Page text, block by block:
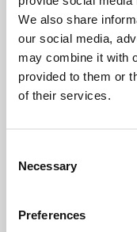
We also share
our social media,
may combine it with
provided to them or
of their services.
Selection
Necessary
Preferences
Η ακτοπλοϊκή εταιρεία
συγκεκριμένες
Παιδιά κάτω από
100% σε
Παιδιά από 5 ετών
Κατόχοι της